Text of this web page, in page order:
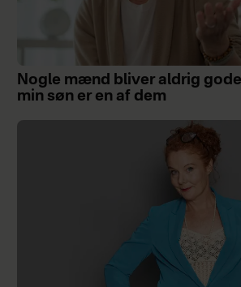
Nogle mænd bliver aldrig
min søn er en af dem